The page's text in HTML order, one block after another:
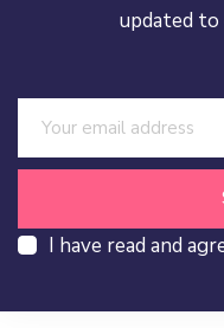
updated to
I have read and